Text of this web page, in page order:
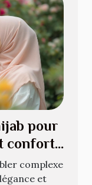
pour
confort
complexe
et